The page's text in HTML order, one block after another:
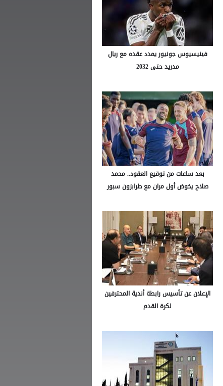
فينيسيوس جونيور يمدد عقده مع ريال
مدريد حتى 2032
بعد ساعات من توقيع العقود.. محمد
صلاح يخوض أول مران مع طرابزون سبور
الإعلان عن تأسيس رابطة أندية المحترفين
لكرة القدم